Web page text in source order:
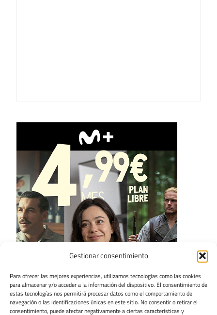
Gestionar consentimiento
Para ofrecer las mejores experiencias, utilizamos tecnologías como las cookies
para almacenar y/o acceder a la información del dispositivo. El consentimiento de
estas tecnologías nos permitirá procesar datos como el comportamiento de
navegación o las identificaciones únicas en este sitio. No consentir o retirar el
consentimiento, puede afectar negativamente a ciertas características y